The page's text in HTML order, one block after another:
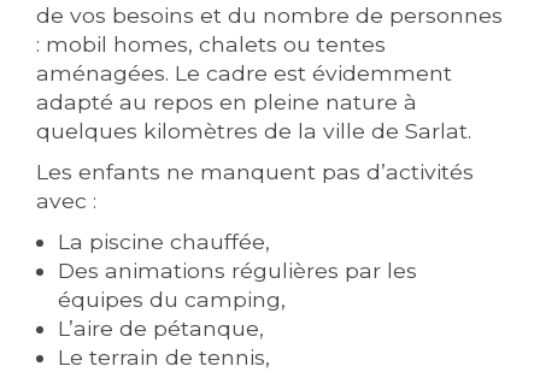
de vos besoins et du nombre de personnes
: mobil homes, chalets ou tentes
aménagées. Le cadre est évidemment
adapté au repos en pleine nature à
quelques kilomètres de la ville de Sarlat.
Les enfants ne manquent pas d’activités
avec :
La piscine chauffée,
Des animations régulières par les
équipes du camping,
L’aire de pétanque,
Le terrain de tennis,